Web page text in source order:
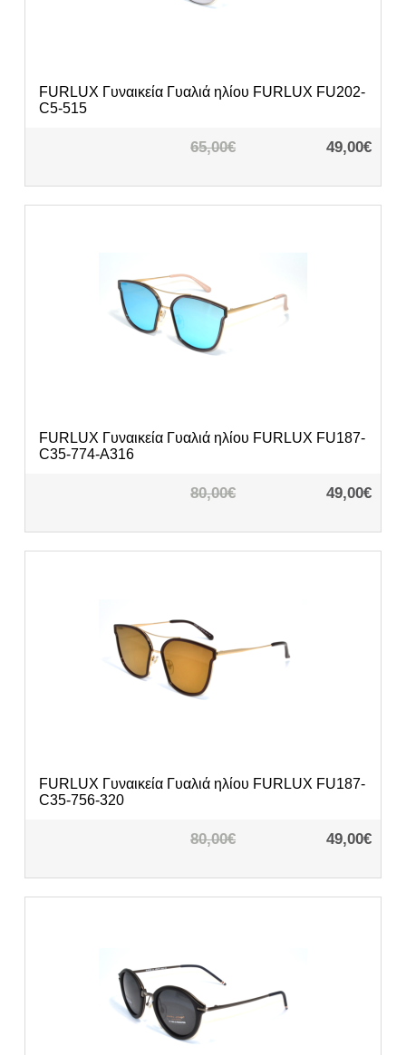
FURLUX Γυναικεία Γυαλιά ηλίου FURLUX FU202-
C5-515
65,00€ 49,00€
FURLUX Γυναικεία Γυαλιά ηλίου FURLUX FU187-
C35-774-A316
80,00€ 49,00€
FURLUX Γυναικεία Γυαλιά ηλίου FURLUX FU187-
C35-756-320
80,00€ 49,00€